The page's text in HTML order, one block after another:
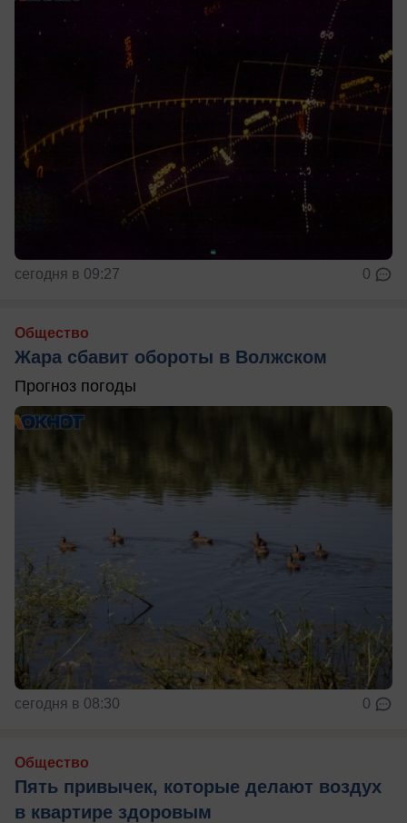
сегодня в 09:27 0
Общество
Жара сбавит обороты в Волжском
Прогноз погоды
сегодня в 08:30 0
Общество
Пять привычек, которые делают воздух
в квартире здоровым